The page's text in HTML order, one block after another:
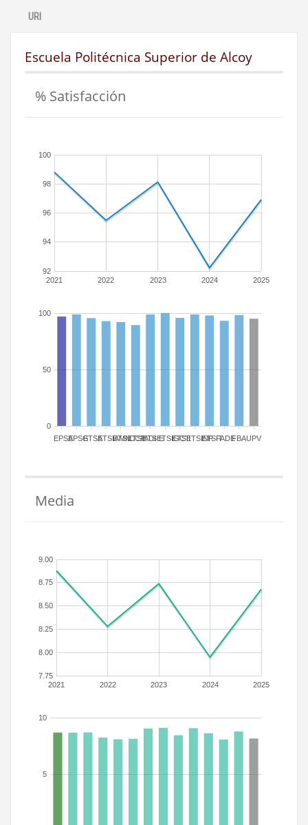
URI
Escuela Politécnica Superior de Alcoy
% Satisfacción
2021 2022 2023 2024 2025
92
94
96
98
100
EPSAEPSGETSAETSIAMN
ETSICCP
ETSIADI
ETSIEETSIGCT
ETSIIETSINFETSITFADEFBAUPV
0
50
100
Media
2021 2022 2023 2024 2025
7.75
8.00
8.25
8.50
8.75
9.00
5
10